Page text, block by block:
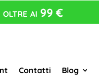
oltre ai 99 €
Contatti Blog